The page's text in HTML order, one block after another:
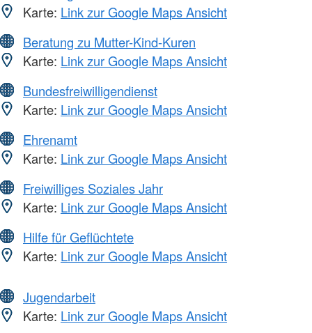
Karte: Link zur Google Maps Ansicht
Beratung zu Mutter-Kind-Kuren
Karte: Link zur Google Maps Ansicht
Bundesfreiwilligendienst
Karte: Link zur Google Maps Ansicht
Ehrenamt
Karte: Link zur Google Maps Ansicht
Freiwilliges Soziales Jahr
Karte: Link zur Google Maps Ansicht
Hilfe für Geflüchtete
Karte: Link zur Google Maps Ansicht
Jugendarbeit
Karte: Link zur Google Maps Ansicht